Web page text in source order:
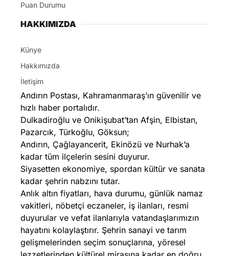
Puan Durumu
HAKKIMIZDA
Künye
Hakkımızda
İletişim
Andırın Postası, Kahramanmaraş’ın güvenilir ve
hızlı haber portalıdır.
Dulkadiroğlu ve Onikişubat’tan Afşin, Elbistan,
Pazarcık, Türkoğlu, Göksun;
Andırın, Çağlayancerit, Ekinözü ve Nurhak’a
kadar tüm ilçelerin sesini duyurur.
Siyasetten ekonomiye, spordan kültür ve sanata
kadar şehrin nabzını tutar.
Anlık altın fiyatları, hava durumu, günlük namaz
vakitleri, nöbetçi eczaneler, iş ilanları, resmi
duyurular ve vefat ilanlarıyla vatandaşlarımızın
hayatını kolaylaştırır. Şehrin sanayi ve tarım
gelişmelerinden seçim sonuçlarına, yöresel